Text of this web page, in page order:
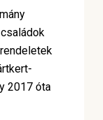
2017 óta